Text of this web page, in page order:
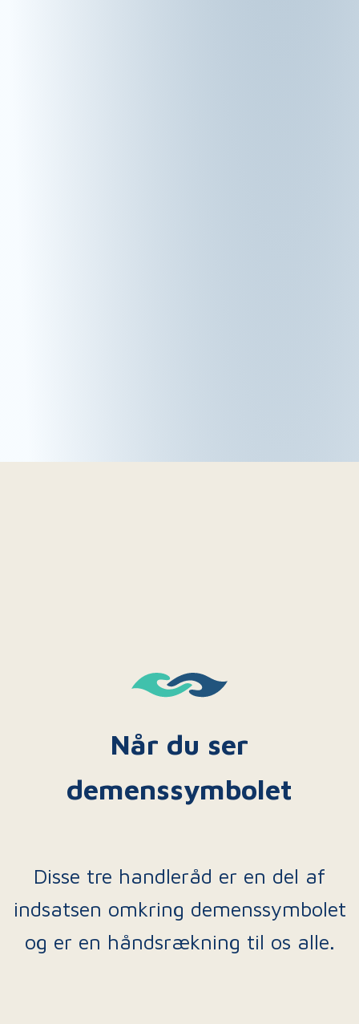
Når du ser
demenssymbolet
Disse tre handleråd er en del af
indsatsen omkring demenssymbolet
og er en håndsrækning til os alle.